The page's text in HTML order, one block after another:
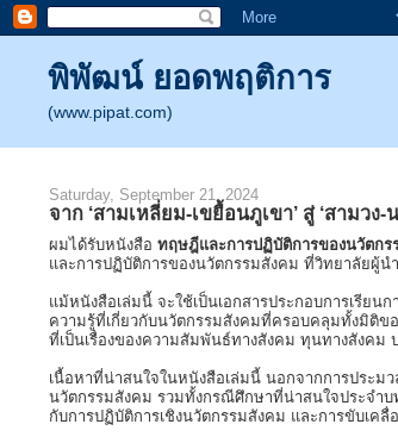
พิพัฒน์ ยอดพฤติการ
(www.pipat.com)
Saturday, September 21, 2024
จาก ‘สามเหลี่ยม-เขยื้อนภูเขา’ สู่ ‘สามวง-
ผมได้รับหนังสือ ทฤษฎีและการปฏิบัติการของนวัตกร
และการปฏิบัติการของนวัตกรรมสังคม ที่วิทยาลัยผู้
แม้หนังสือเล่มนี้ จะใช้เป็นเอกสารประกอบการเรีย
ความรู้ที่เกี่ยวกับนวัตกรรมสังคมที่ครอบคลุมทั้งมิติข
ที่เป็นเรื่องของความสัมพันธ์ทางสังคม ทุนทางสังคม
เนื้อหาที่น่าสนใจในหนังสือเล่มนี้ นอกจากการประม
นวัตกรรมสังคม รวมทั้งกรณีศึกษาที่น่าสนใจประจำ
กับการปฏิบัติการเชิงนวัตกรรมสังคม และการขับเค